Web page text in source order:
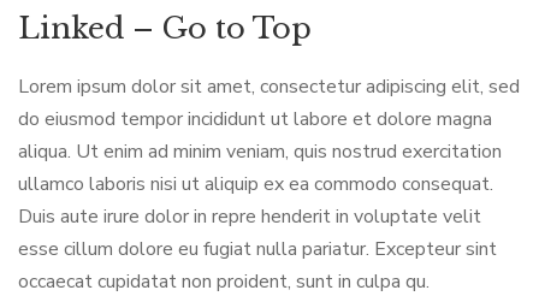
Linked – Go to Top
Lorem ipsum dolor sit amet, consectetur adipiscing elit, sed
do eiusmod tempor incididunt ut labore et dolore magna
aliqua. Ut enim ad minim veniam, quis nostrud exercitation
ullamco laboris nisi ut aliquip ex ea commodo consequat.
Duis aute irure dolor in repre henderit in voluptate velit
esse cillum dolore eu fugiat nulla pariatur. Excepteur sint
occaecat cupidatat non proident, sunt in culpa qu.